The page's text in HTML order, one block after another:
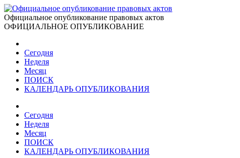
Официальное опубликование правовых актов
ОФИЦИАЛЬНОЕ ОПУБЛИКОВАНИЕ
Сегодня
Неделя
Месяц
ПОИСК
КАЛЕНДАРЬ ОПУБЛИКОВАНИЯ
Сегодня
Неделя
Месяц
ПОИСК
КАЛЕНДАРЬ ОПУБЛИКОВАНИЯ